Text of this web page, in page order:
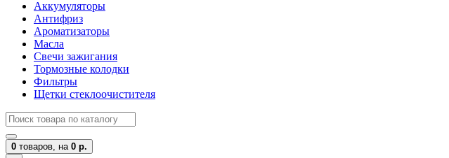
Аккумуляторы
Антифриз
Ароматизаторы
Масла
Свечи зажигания
Тормозные колодки
Фильтры
Щетки стеклоочистителя
0 товаров, на 0 р.